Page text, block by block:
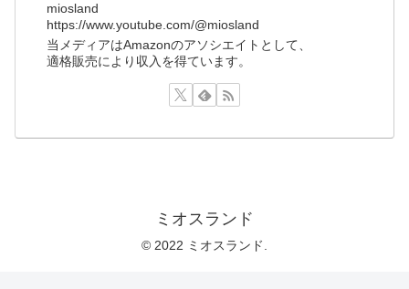
miosland
https://www.youtube.com/@miosland
当メディアはAmazonのアソシエイトとして、
適格販売により収入を得ています。
ミオスランド
© 2022 ミオスランド.